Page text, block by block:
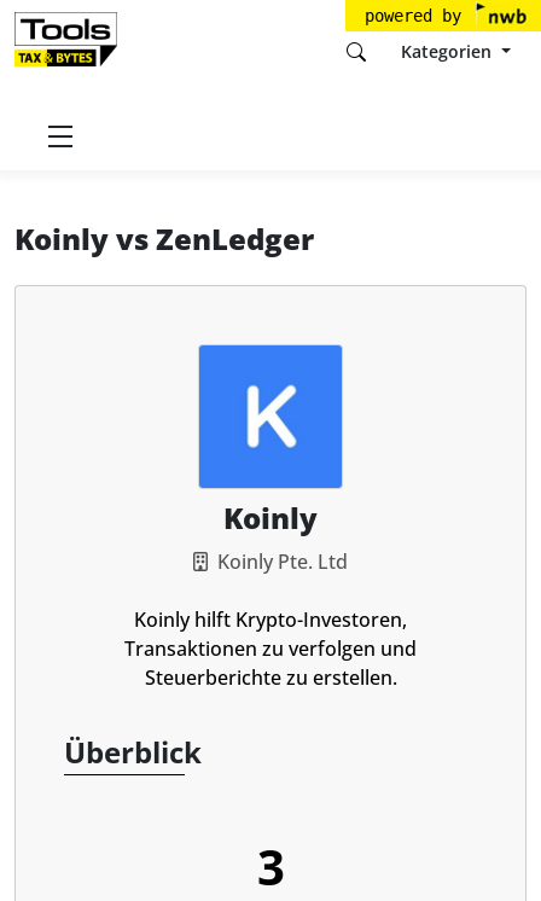
powered by
Kategorien
Startseite
KoinlyvsZenLedger
Koinly
Koinly Pte. Ltd
Koinly hilft Krypto-Investoren,
Transaktionen zu verfolgen und
Steuerberichte zu erstellen.
Überblick
3